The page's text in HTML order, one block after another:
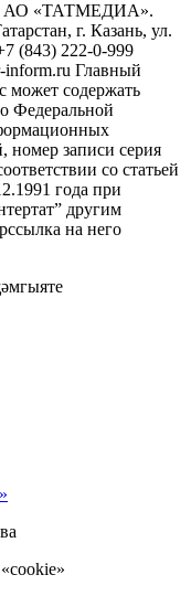
АО «ТАТМЕДИА».
г. Казань, ул.
(843) 222-0-999
inform.ru Главный
может содержать
Федеральной
номер записи серия
со статьей
года при
другим
на него